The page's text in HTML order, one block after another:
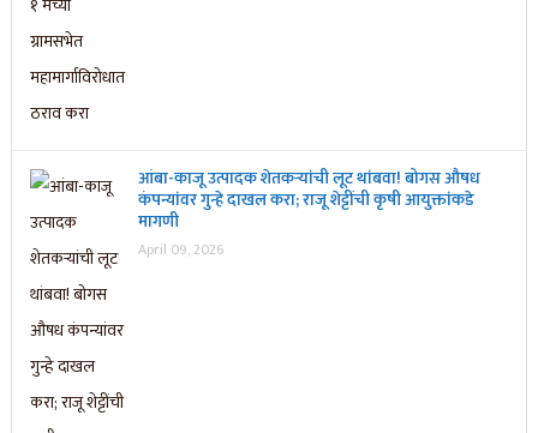
आंबा-काजू उत्पादक शेतकऱ्यांची लूट थांबवा! बोगस औषध
कंपन्यांवर गुन्हे दाखल करा; राजू शेट्टींची कृषी आयुक्तांकडे
मागणी
April 09, 2026